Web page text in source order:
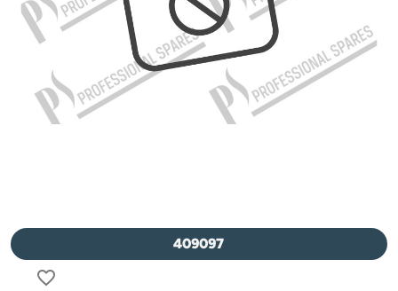
409097
favorite_border